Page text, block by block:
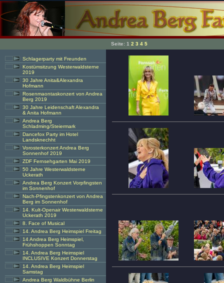
Seite: 1 2 3 4 5
Schlagerparty mit Freunden
Kostümsitzung Westerwaldsterne
2019
30 Jahre Anita&Alexandra
Hofmann
Rosenmaontaskonzert von Andrea
Berg 2019
30 Jahre Leidenschaft Alexandra
& Anita Hofmann
Andrea Berg
Schladming/Steiermark
Dancefox Party im Hotel
Landsknechht
Vorosterkonzert Andrea Berg
Sonnenhof 2019
ZDF Fernsehgarten Mai 2019
50 Jahre Westerwaldsterne
Uckerath
Andrea Berg Konzert Vorpfingsten
im Sonnenhof
Nach-Pfingstenkonzert von Andrea
Berg im Sonnenhof
14. Kult-Openair Westerwaldsterne
Uckerath 2019
8. Face of Musical
14. Andrea Berg Heimspiel Freitag
14 Andrea Berg Heimspiel,
Frühshoppen Sonntag
14. Andrea Berg Heimspiel
INCLUSIVE Konzert Donnerstag
14. Andrea Berg Heimspiel
Samstag
Andrea Berg Waldbühne Berlin